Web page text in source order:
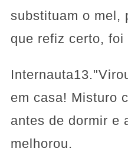
substituam o mel,
que refiz certo, foi
em casa! Misturo
antes de dormir e
melhorou.